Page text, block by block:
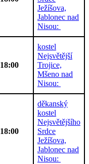
Ježíšova,
Jablonec nad
Nisou:
18:00
kostel
Nejsvětější
Trojice,
Mšeno nad
Nisou:
18:00
děkanský
kostel
Nejsvětějšího
Srdce
Ježíšova,
Jablonec nad
Nisou: